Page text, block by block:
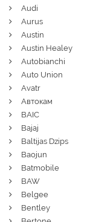
Audi
Aurus
Austin
Austin Healey
Autobianchi
Auto Union
Avatr
Автокам
BAIC
Bajaj
Baltijas Dzips
Baojun
Batmobile
BAW
Belgee
Bentley